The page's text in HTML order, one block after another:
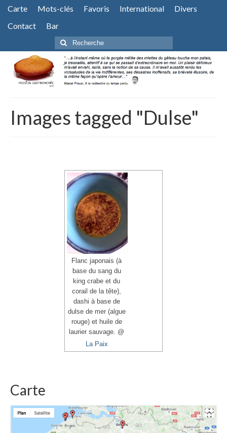
Carte Mots-clés Favoris International
Divers
Contact
Bar
Rechercher
:
Images tagged "Dulse"
Flanc japonais (à
base du sang du
king crabe et du
corail de la tête),
dashi à base de
dulse de mer (algue
rouge) et huile de
laurier sauvage. @
La Paix
Carte